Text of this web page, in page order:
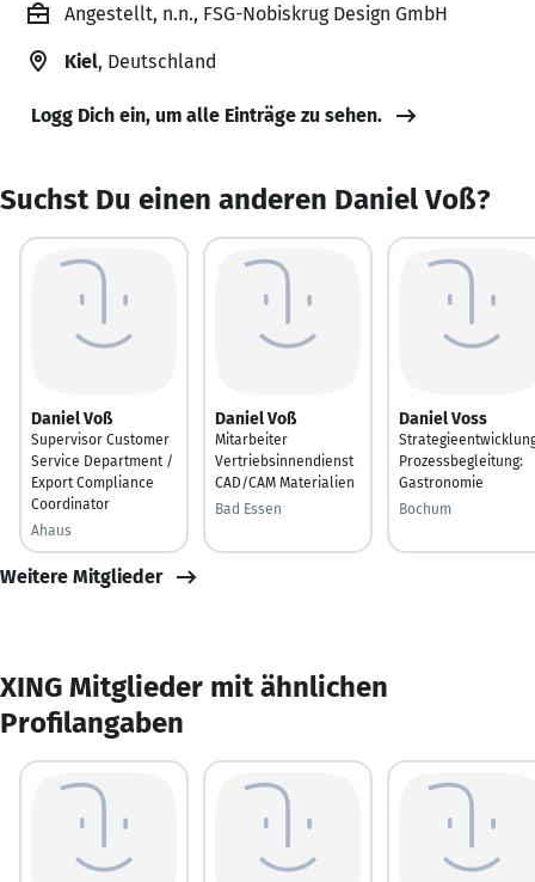
Angestellt, n.n., FSG-Nobiskrug Design GmbH
Kiel, Deutschland
Logg Dich ein, um alle Einträge zu sehen.
Suchst Du einen anderen Daniel Voß?
Daniel Voß
Supervisor Customer
Service Department /
Export Compliance
Coordinator
Ahaus
Daniel Voß
Mitarbeiter
Vertriebsinnendienst
CAD/CAM Materialien
Bad Essen
Daniel Voss
Prozessbegleitung:
Gastronomie
Bochum
Weitere Mitglieder
XING Mitglieder mit ähnlichen
Profilangaben